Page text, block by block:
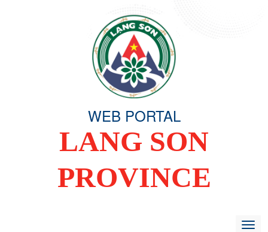
WEB PORTAL
LANG SON
PROVINCE
TIN TỨC